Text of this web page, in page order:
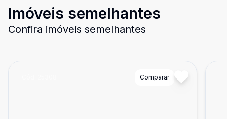
Imóveis semelhantes
Confira imóveis semelhantes
Comparar